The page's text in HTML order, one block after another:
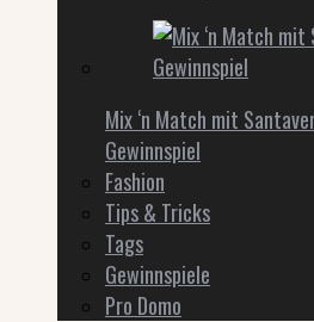
Mix ‘n Match mit
Gewinnspiel
Fashion
Tips & Tricks
Tags
Gewinnspiele
Pro Domo